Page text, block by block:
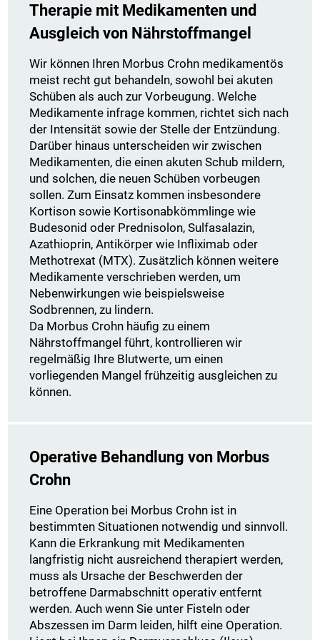
Therapie mit Medikamenten und
Ausgleich von Nährstoffmangel
Wir können Ihren Morbus Crohn medikamentös
meist recht gut behandeln, sowohl bei akuten
Schüben als auch zur Vorbeugung. Welche
Medikamente infrage kommen, richtet sich nach
der Intensität sowie der Stelle der Entzündung.
Darüber hinaus unterscheiden wir zwischen
Medikamenten, die einen akuten Schub mildern,
und solchen, die neuen Schüben vorbeugen
sollen. Zum Einsatz kommen insbesondere
Kortison sowie Kortisonabkömmlinge wie
Budesonid oder Prednisolon, Sulfasalazin,
Azathioprin, Antikörper wie Infliximab oder
Methotrexat (MTX). Zusätzlich können weitere
Medikamente verschrieben werden, um
Nebenwirkungen wie beispielsweise
Sodbrennen, zu lindern.
Da Morbus Crohn häufig zu einem
Nährstoffmangel führt, kontrollieren wir
regelmäßig Ihre Blutwerte, um einen
vorliegenden Mangel frühzeitig ausgleichen zu
können.
Operative Behandlung von Morbus
Crohn
Eine Operation bei Morbus Crohn ist in
bestimmten Situationen notwendig und sinnvoll.
Kann die Erkrankung mit Medikamenten
langfristig nicht ausreichend therapiert werden,
muss als Ursache der Beschwerden der
betroffene Darmabschnitt operativ entfernt
werden. Auch wenn Sie unter Fisteln oder
Abszessen im Darm leiden, hilft eine Operation.